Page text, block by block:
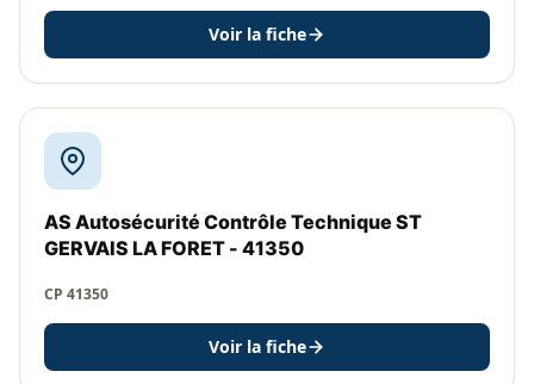
Voir la fiche
AS Autosécurité Contrôle Technique ST
GERVAIS LA FORET - 41350
CP 41350
Voir la fiche